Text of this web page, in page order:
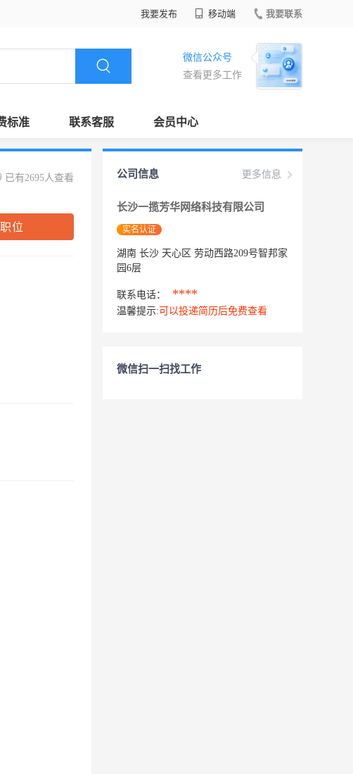
我要发布 移动端 我要联系
微信公众号
查看更多工作
标准 联系客服 会员中心
已有2695人查看
位
更多信息
公司信息
长沙一揽芳华网络科技有限公司
实名认证
湖南 长沙 天心区 劳动西路209号智邦家
园6层
联系电话： ****
温馨提示: 可以投递简历后免费查看
微信扫一扫找工作